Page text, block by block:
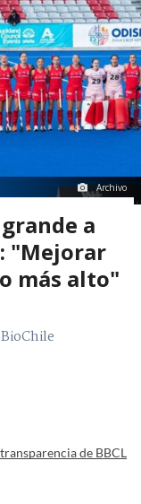
Archivo
a
"Mejorar
más alto"
de BBCL